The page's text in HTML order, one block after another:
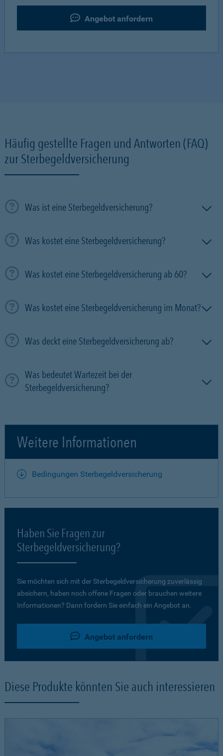
Angebot anfordern
Häufig gestellte Fragen und Antworten (FAQ)
zur Sterbegeldversicherung
Was ist eine Sterbegeldversicherung?
Was kostet eine Sterbegeldversicherung?
Was kostet eine Sterbegeldversicherung ab 60?
Was kostet eine Sterbegeldversicherung im Monat?
Was deckt eine Sterbegeldversicherung ab?
Was bedeutet Wartezeit bei der
Sterbegeldversicherung?
Weitere Informationen
Bedingungen Sterbegeldversicherung
Haben Sie Fragen zur
Sterbegeldversicherung?
Sie möchten sich mit der Sterbegeldversicherung zuverlässig
absichern, haben noch offene Fragen oder brauchen weitere
Informationen? Dann fordern Sie einfach ein Angebot an.
Angebot anfordern
Diese Produkte könnten Sie auch interessieren